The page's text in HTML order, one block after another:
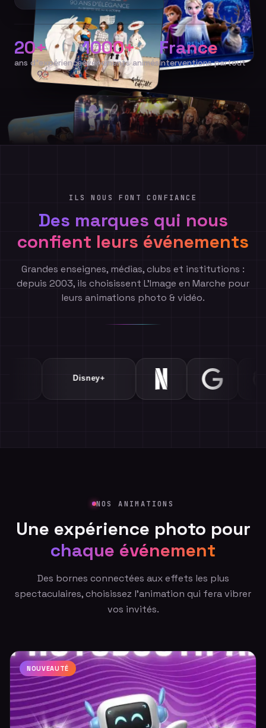
20+
ans d'expérience
1000+
événements animés
France
Interventions partout
ILS NOUS FONT CONFIANCE
Des marques qui nous
confient leurs événements
Grandes enseignes, médias, clubs et institutions :
depuis 2003, ils choisissent L'Image en Marche pour
leurs animations photo & vidéo.
Netflix
Make Up For Ever
Nestenn
NOS ANIMATIONS
Une expérience photo pour
chaque événement
Des bornes connectées aux effets les plus
spectaculaires, choisissez l'animation qui fera vibrer
vos invités.
NOUVEAUTÉ